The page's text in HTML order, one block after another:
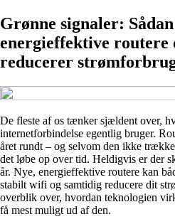
Grønne signaler:
energieffektive
reducerer
De fleste af os tænker sjældent over,
internetforbindelse egentlig bruger.
året rundt – og selvom den ikke
det løbe op over tid. Heldigvis er der
år. Nye, energieffektive routere kan
stabilt wifi og samtidig reducere dit
overblik over, hvordan teknologien
få mest muligt ud af den.